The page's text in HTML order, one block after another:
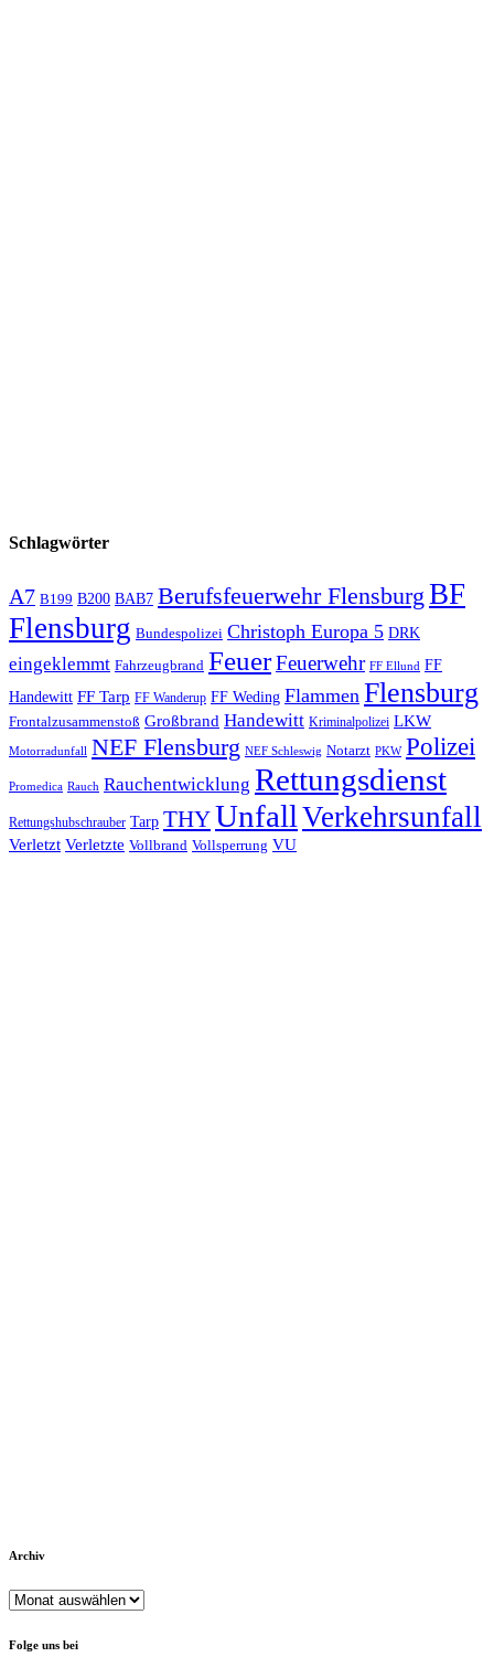
Schlagwörter
A7 B199 B200 BAB7 Berufsfeuerwehr Flensburg BF
Flensburg Bundespolizei Christoph Europa 5 DRK
eingeklemmt Fahrzeugbrand FeuerFeuerwehr FF Ellund FF
Handewitt FF Tarp FF Wanderup FF Weding Flammen Flensburg
Frontalzusammenstoß Großbrand Handewitt Kriminalpolizei LKW
Motorradunfall NEF Flensburg NEF Schleswig Notarzt PKW Polizei
Promedica Rauch Rauchentwicklung Rettungsdienst
Rettungshubschrauber Tarp THYUnfall Verkehrsunfall
Verletzt Verletzte Vollbrand Vollsperrung VU
Archiv
Archiv
Folge uns bei